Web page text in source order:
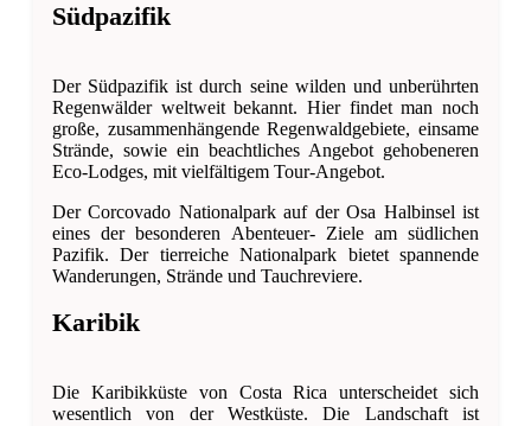
Südpazifik
Der Südpazifik ist durch seine wilden und unberührten
Regenwälder weltweit bekannt. Hier findet man noch
große, zusammenhängende Regenwaldgebiete, einsame
Strände, sowie ein beachtliches Angebot gehobeneren
Eco-Lodges, mit vielfältigem Tour-Angebot.
Der Corcovado Nationalpark auf der Osa Halbinsel ist
eines der besonderen Abenteuer- Ziele am südlichen
Pazifik. Der tierreiche Nationalpark bietet spannende
Wanderungen, Strände und Tauchreviere.
Karibik
Die Karibikküste von Costa Rica unterscheidet sich
wesentlich von der Westküste. Die Landschaft ist